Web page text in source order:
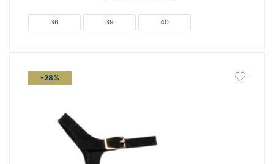
€109.00.
€79.00.
36 39 40
-28%